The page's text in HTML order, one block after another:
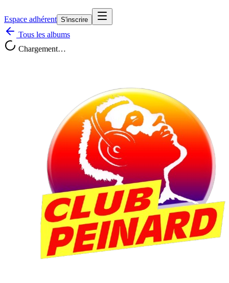
Espace adhérent S'inscrire
Tous les albums
Chargement…